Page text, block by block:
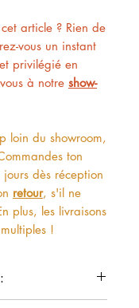
article ? Rien de
vous un instant
privilégié en
à notre show-
loin du showroom,
ton
dès réception
retour, s'il ne
plus, les livraisons
!